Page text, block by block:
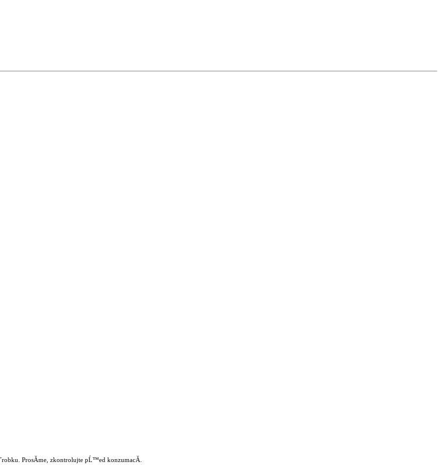
ProsĂ­me, zkontrolujte pĹ™ed konzumacĂ­.